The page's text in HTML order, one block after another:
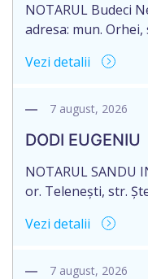
NOTARUL Budeci
adresa: mun.
în urma decesului
decedat/ă la 16 mai
de 16.05.2027
acceptarea […]
Vezi detalii
7 august, 2026
DODI EUGENIU
NOTARUL SANDU
or. Telenești, str.
succesorale în urma
2003035009604,
Vezi detalii
7 august, 2026